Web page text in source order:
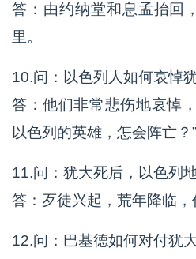
答：由约纳堂和息孟抬回
里。
10.问：以色列人如何哀悼
答：他们非常悲伤地哀悼
以色列的英雄，怎会阵亡？”
11.问：犹大死后，以色列
答：歹徒兴起，荒年降临，
12.问：巴基德如何对付犹